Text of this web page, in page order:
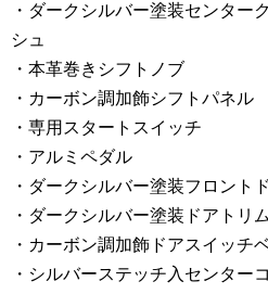
・ダークシルバー塗装センター
シュ
・本革巻きシフトノブ
・カーボン調加飾シフトパネル
・専用スタートスイッチ
・アルミペダル
・ダークシルバー塗装フロント
・ダークシルバー塗装ドアトリム
・カーボン調加飾ドアスイッチ
・シルバーステッチ入センター